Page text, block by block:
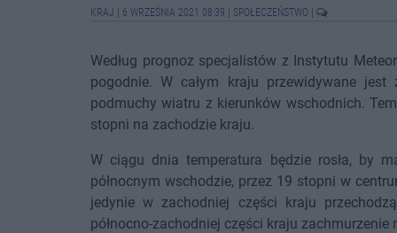
KRAJ 6 WRZEŚNIA 2021 08:39 SPOŁECZEŃSTWO
Według prognoz specjalistów z Instytutu
pogodnie. W całym kraju przewidywane jest
podmuchy wiatru z kierunków wschodnich.
stopni na zachodzie kraju.
W ciągu dnia temperatura będzie rosła, by
północnym wschodzie, przez 19 stopni w
jedynie w zachodniej części kraju
północno-zachodniej części kraju